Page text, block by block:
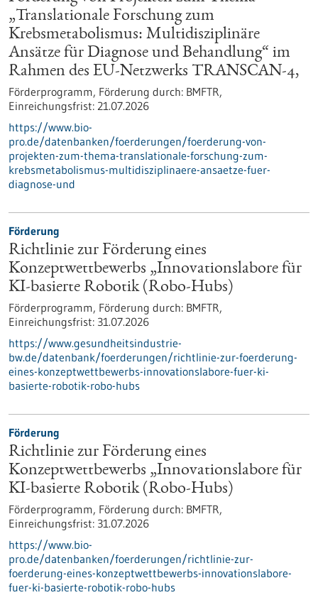
„Translationale Forschung zum
Krebsmetabolismus: Multidisziplinäre
Ansätze für Diagnose und Behandlung“ im
Rahmen des EU-Netzwerks TRANSCAN-4,
Förderprogramm, Förderung durch: BMFTR,
Einreichungsfrist: 21.07.2026
https://www.bio-
pro.de/datenbanken/foerderungen/foerderung-von-
projekten-zum-thema-translationale-forschung-zum-
krebsmetabolismus-multidisziplinaere-ansaetze-fuer-
diagnose-und
Förderung
Richtlinie zur Förderung eines
Konzeptwettbewerbs „Innovationslabore für
KI-basierte Robotik (Robo-Hubs)
Förderprogramm, Förderung durch: BMFTR,
Einreichungsfrist: 31.07.2026
https://www.gesundheitsindustrie-
bw.de/datenbank/foerderungen/richtlinie-zur-foerderung-
eines-konzeptwettbewerbs-innovationslabore-fuer-ki-
basierte-robotik-robo-hubs
Förderung
Richtlinie zur Förderung eines
Konzeptwettbewerbs „Innovationslabore für
KI-basierte Robotik (Robo-Hubs)
Förderprogramm, Förderung durch: BMFTR,
Einreichungsfrist: 31.07.2026
https://www.bio-
pro.de/datenbanken/foerderungen/richtlinie-zur-
foerderung-eines-konzeptwettbewerbs-innovationslabore-
fuer-ki-basierte-robotik-robo-hubs